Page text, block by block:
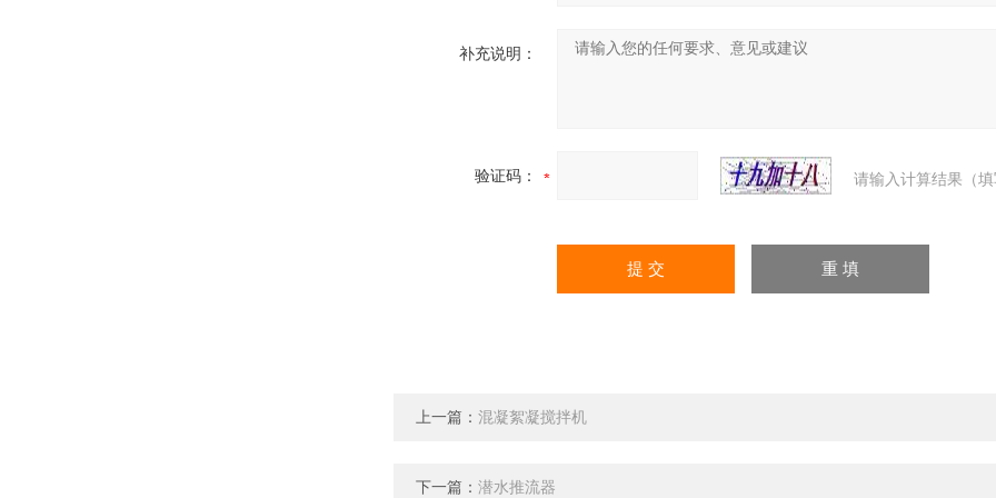
补充说明：
验证码： 请输入计算结果（
上一篇： 混凝絮凝搅拌机
下一篇： 潜水推流器